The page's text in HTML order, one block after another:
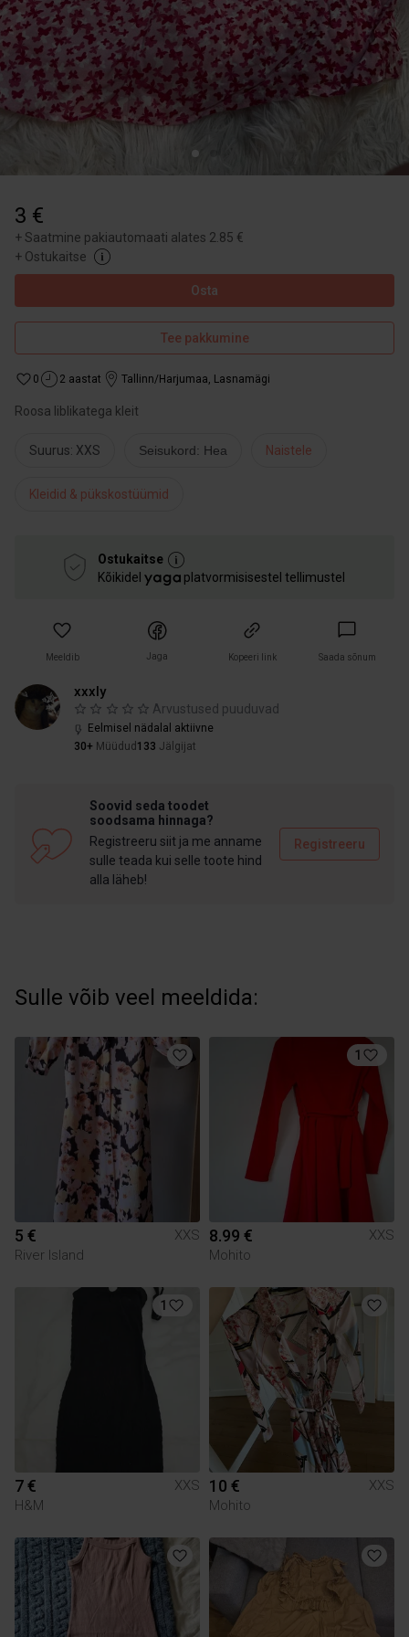
3 €
+Saatmine pakiautomaati alates 2.85 €
+ Ostukaitse
Osta
Tee pakkumine
0 2 aastat Tallinn/Harjumaa, Lasnamägi
Roosa liblikatega kleit
Suurus: XXS Seisukord: Hea Naistele
Kleidid & pükskostüümid
Ostukaitse
Kõikidel
platvormisisestel tellimustel
Meeldib Jaga Kopeeri link Saada sõnum
xxxly
Arvustused puuduvad
Eelmisel nädalal aktiivne
30+ Müüdud 133 Jälgijat
Soovid seda toodet
soodsama hinnaga?
Registreeru siit ja me anname
sulle teada kui selle toote hind
alla läheb!
Registreeru
Sulle võib veel meeldida:
5 €
XXS
River Island
1
8.99 €
XXS
Mohito
1
7 €
XXS
H&M
10 €
XXS
Mohito